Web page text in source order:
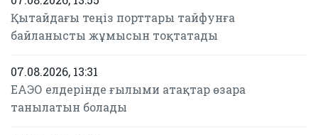
Қытайдағы теңіз порттары тайфунға
байланысты жұмысын тоқтатады
07.08.2026, 13:31
ЕАЭО елдерінде ғылыми атақтар өзара
танылатын болады